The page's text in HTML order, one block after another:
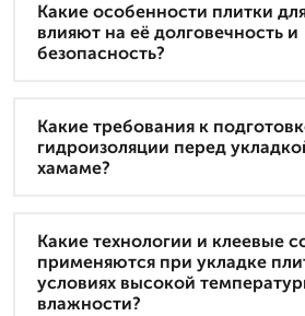
Какие особенности плитки
влияют на её долговечность и
безопасность?
Какие требования к
гидроизоляции перед
хамаме?
Какие технологии и клеевые
применяются при укладке
условиях высокой
влажности?